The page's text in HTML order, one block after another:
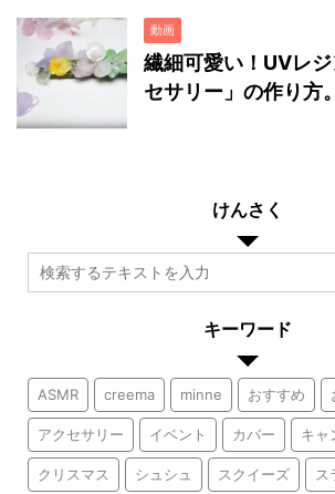
動画
繊細可愛い！UVレ
セサリー」の作り方。
けんさく
キーワード
ASMR creema minne おすすめ
アクセサリー イベント カバー キャ
クリスマス シュシュ スクイーズ ス